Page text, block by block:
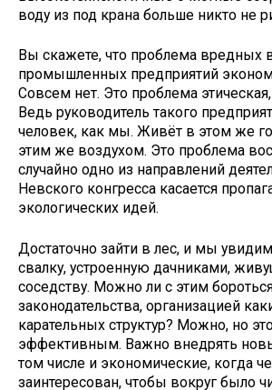
воду из под крана больше никто не
Вы скажете, что проблема вредных
промышленных предприятий
Совсем нет. Это проблема
Ведь руководитель такого
человек, как мы. Живёт в этом же
этим же воздухом. Это проблема
случайно одно из направлений
Невского конгресса касается
экологических идей.
Достаточно зайти в лес, и мы
свалку, устроенную дачниками,
соседству. Можно ли с этим
законодательства, организацией
карательных структур? Можно, но
эффективным. Важно внедрять
том числе и экономические, когда
заинтересован, чтобы вокруг было